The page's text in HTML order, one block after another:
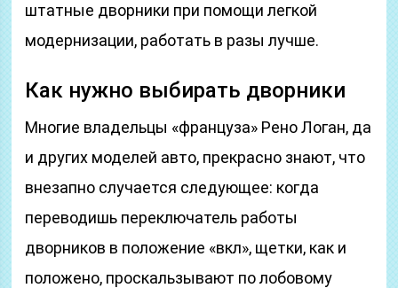
штатные дворники при помощи легкой
модернизации, работать в разы лучше.
Как нужно выбирать дворники
Многие владельцы «француза» Рено Логан, да
и других моделей авто, прекрасно знают, что
внезапно случается следующее: когда
переводишь переключатель работы
дворников в положение «вкл», щетки, как и
положено, проскальзывают по лобовому